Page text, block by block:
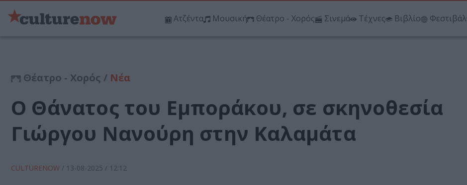
Ατζέντα Μουσική Θέατρο - Χορός Σινεμά Τέχνες Βιβλίο Φεστιβάλ
Θέατρο - Χορός / Νέα
Ο Θάνατος του Εμποράκου, σε σκηνοθεσία
Γιώργου Νανούρη στην Καλαμάτα
CULTURENOW / 13-08-2025 / 12:12